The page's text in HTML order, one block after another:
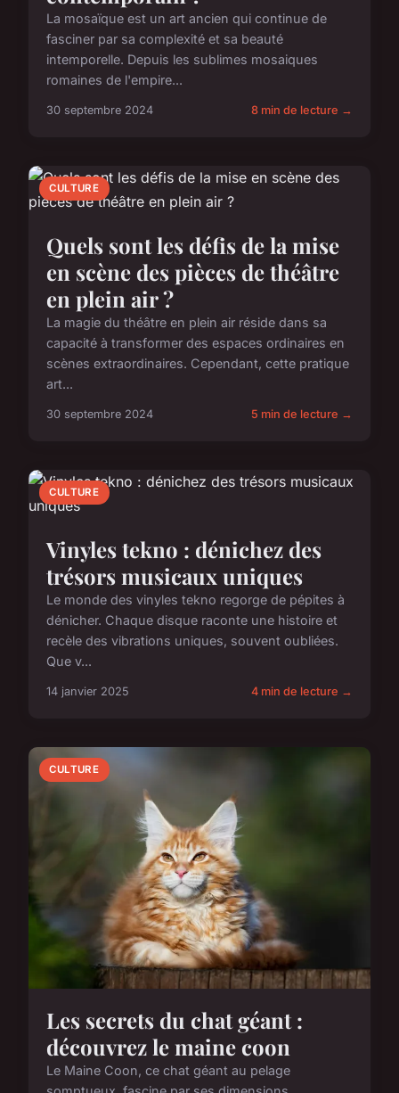
La mosaïque est un art ancien qui continue de
fasciner par sa complexité et sa beauté
intemporelle. Depuis les sublimes mosaiques
romaines de l'empire...
30 septembre 2024 8 min de lecture →
CULTURE
Quels sont les défis de la mise
en scène des pièces de théâtre
en plein air ?
La magie du théâtre en plein air réside dans sa
capacité à transformer des espaces ordinaires en
scènes extraordinaires. Cependant, cette pratique
art...
30 septembre 2024 5 min de lecture →
CULTURE
Vinyles tekno : dénichez des
trésors musicaux uniques
Le monde des vinyles tekno regorge de pépites à
dénicher. Chaque disque raconte une histoire et
recèle des vibrations uniques, souvent oubliées.
Que v...
14 janvier 2025 4 min de lecture →
CULTURE
Les secrets du chat géant :
découvrez le maine coon
Le Maine Coon, ce chat géant au pelage